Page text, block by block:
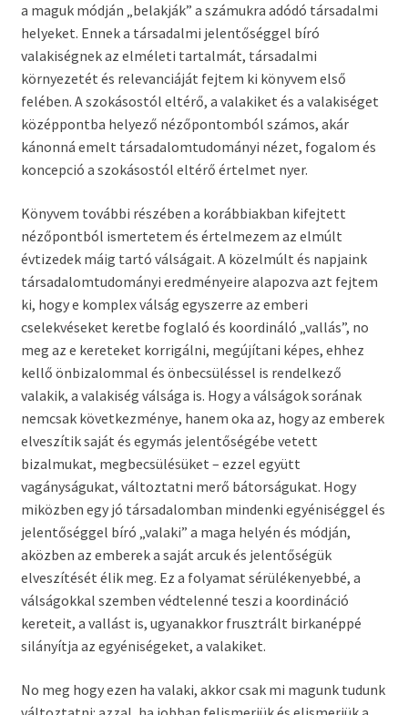
a maguk módján „belakják” a számukra adódó társadalmi
helyeket. Ennek a társadalmi jelentőséggel bíró
valakiségnek az elméleti tartalmát, társadalmi
környezetét és relevanciáját fejtem ki könyvem első
felében. A szokásostól eltérő, a valakiket és a valakiséget
középpontba helyező nézőpontomból számos, akár
kánonná emelt társadalomtudományi nézet, fogalom és
koncepció a szokásostól eltérő értelmet nyer.
Könyvem további részében a korábbiakban kifejtett
nézőpontból ismertetem és értelmezem az elmúlt
évtizedek máig tartó válságait. A közelmúlt és napjaink
társadalomtudományi eredményeire alapozva azt fejtem
ki, hogy e komplex válság egyszerre az emberi
cselekvéseket keretbe foglaló és koordináló „vallás”, no
meg az e kereteket korrigálni, megújítani képes, ehhez
kellő önbizalommal és önbecsüléssel is rendelkező
valakik, a valakiség válsága is. Hogy a válságok sorának
nemcsak következménye, hanem oka az, hogy az emberek
elveszítik saját és egymás jelentőségébe vetett
bizalmukat, megbecsülésüket – ezzel együtt
vagányságukat, változtatni merő bátorságukat. Hogy
miközben egy jó társadalomban mindenki egyéniséggel és
jelentőséggel bíró „valaki” a maga helyén és módján,
aközben az emberek a saját arcuk és jelentőségük
elveszítését élik meg. Ez a folyamat sérülékenyebbé, a
válságokkal szemben védtelenné teszi a koordináció
kereteit, a vallást is, ugyanakkor frusztrált birkanéppé
silányítja az egyéniségeket, a valakiket.
No meg hogy ezen ha valaki, akkor csak mi magunk tudunk